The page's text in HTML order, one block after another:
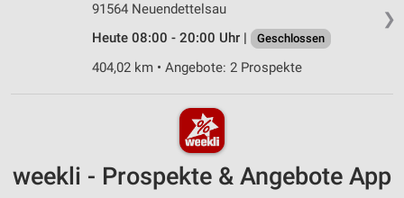
❯
91564 Neuendettelsau
Heute 08:00 - 20:00 Uhr |
Geschlossen
404,02 km • Angebote: 2 Prospekte
weekli - Prospekte & Angebote App